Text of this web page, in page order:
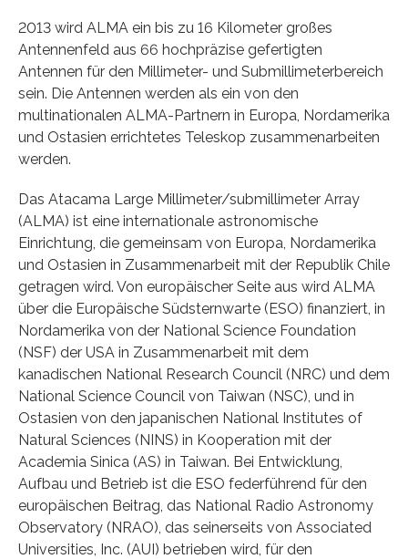
2013 wird ALMA ein bis zu 16 Kilometer großes
Antennenfeld aus 66 hochpräzise gefertigten
Antennen für den Millimeter- und Submillimeterbereich
sein. Die Antennen werden als ein von den
multinationalen ALMA-Partnern in Europa, Nordamerika
und Ostasien errichtetes Teleskop zusammenarbeiten
werden.
Das Atacama Large Millimeter/submillimeter Array
(ALMA) ist eine internationale astronomische
Einrichtung, die gemeinsam von Europa, Nordamerika
und Ostasien in Zusammenarbeit mit der Republik Chile
getragen wird. Von europäischer Seite aus wird ALMA
über die Europäische Südsternwarte (ESO) finanziert, in
Nordamerika von der National Science Foundation
(NSF) der USA in Zusammenarbeit mit dem
kanadischen National Research Council (NRC) und dem
National Science Council von Taiwan (NSC), und in
Ostasien von den japanischen National Institutes of
Natural Sciences (NINS) in Kooperation mit der
Academia Sinica (AS) in Taiwan. Bei Entwicklung,
Aufbau und Betrieb ist die ESO federführend für den
europäischen Beitrag, das National Radio Astronomy
Observatory (NRAO), das seinerseits von Associated
Universities, Inc. (AUI) betrieben wird, für den